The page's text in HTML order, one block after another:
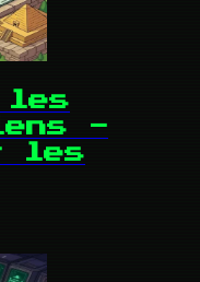
les
-
les